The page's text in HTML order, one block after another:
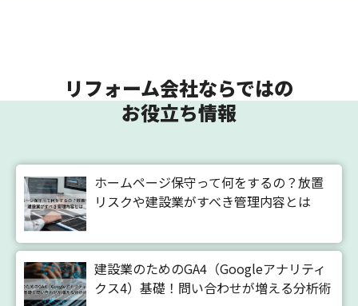
リフォーム会社ならではの
お役立ち情報
ホームページ保守って何をするの？放置
リスクや建設業がすべき管理内容とは
建設業のためのGA4（Googleアナリティ
クス4）基礎！問い合わせが増える分析術